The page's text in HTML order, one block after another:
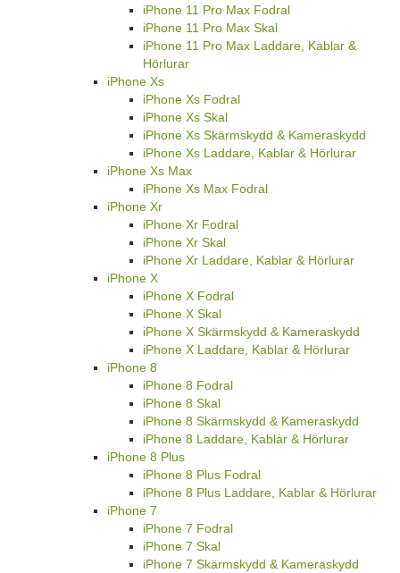
iPhone 11 Pro Max Fodral
iPhone 11 Pro Max Skal
iPhone 11 Pro Max Laddare, Kablar &
Hörlurar
iPhone Xs
iPhone Xs Fodral
iPhone Xs Skal
iPhone Xs Skärmskydd & Kameraskydd
iPhone Xs Laddare, Kablar & Hörlurar
iPhone Xs Max
iPhone Xs Max Fodral
iPhone Xr
iPhone Xr Fodral
iPhone Xr Skal
iPhone Xr Laddare, Kablar & Hörlurar
iPhone X
iPhone X Fodral
iPhone X Skal
iPhone X Skärmskydd & Kameraskydd
iPhone X Laddare, Kablar & Hörlurar
iPhone 8
iPhone 8 Fodral
iPhone 8 Skal
iPhone 8 Skärmskydd & Kameraskydd
iPhone 8 Laddare, Kablar & Hörlurar
iPhone 8 Plus
iPhone 8 Plus Fodral
iPhone 8 Plus Laddare, Kablar & Hörlurar
iPhone 7
iPhone 7 Fodral
iPhone 7 Skal
iPhone 7 Skärmskydd & Kameraskydd